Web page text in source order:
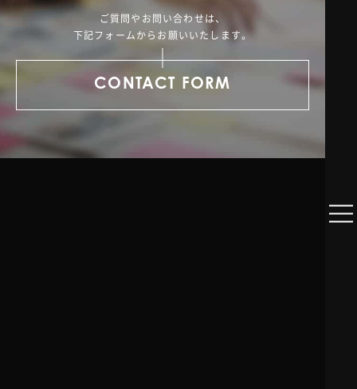
ご質問やお問い合わせは、
下記フォームからお願いいたします。
CONTACT FORM